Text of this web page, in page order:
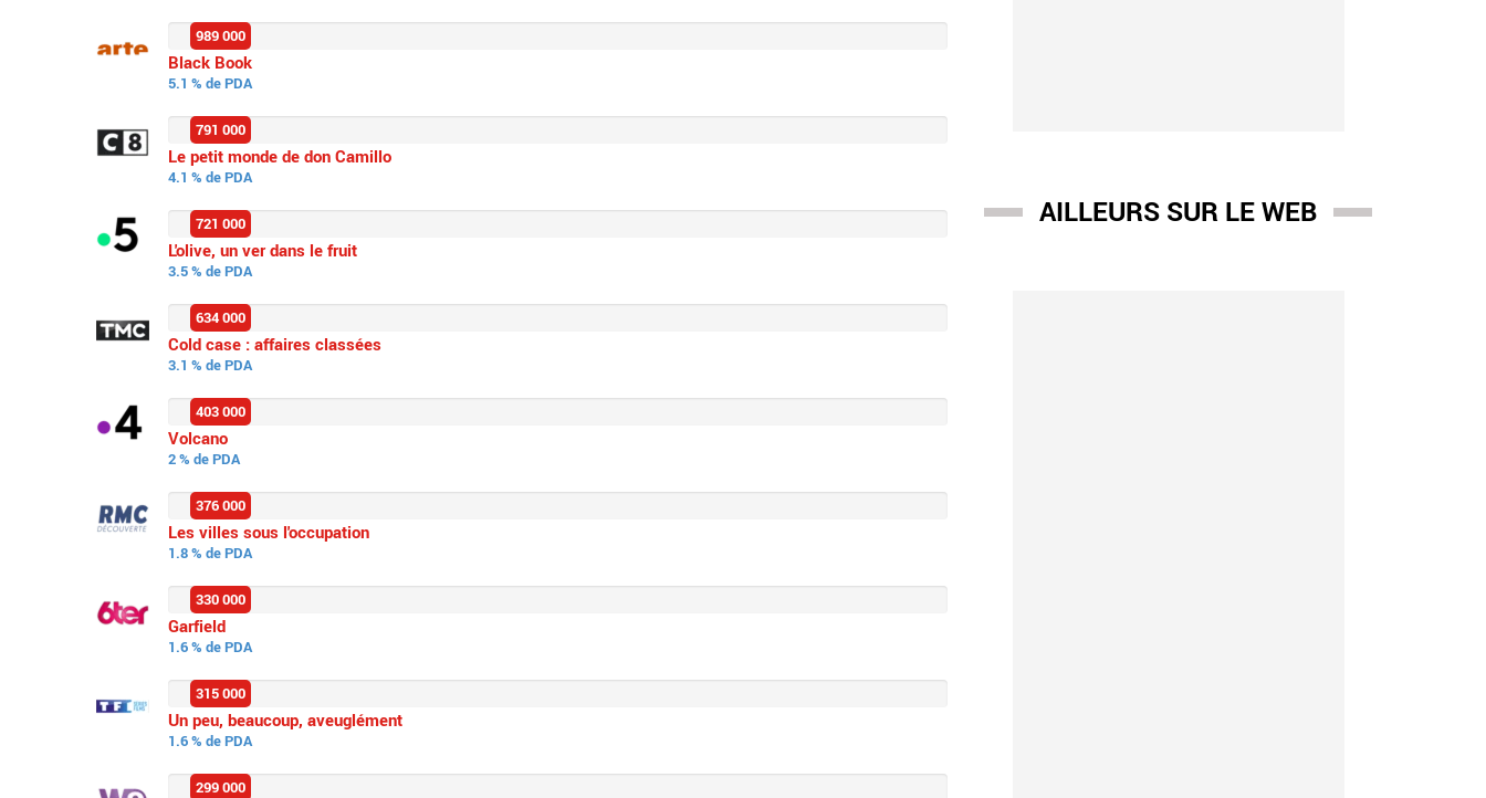
Black Book
5.1 % de PDA
989 000
Le petit monde de don Camillo
4.1 % de PDA
791 000
L'olive, un ver dans le fruit
3.5 % de PDA
721 000
Cold case : affaires classées
3.1 % de PDA
634 000
Volcano
2 % de PDA
403 000
Les villes sous l'occupation
1.8 % de PDA
376 000
Garfield
1.6 % de PDA
330 000
Un peu, beaucoup, aveuglément
1.6 % de PDA
315 000
299 000
AILLEURS SUR LE WEB